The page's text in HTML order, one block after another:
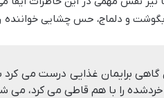
و دلماج، حس چشایی خواننده
گاهی برایمان غذایی درست می
را با هم قاطی می کرد، می